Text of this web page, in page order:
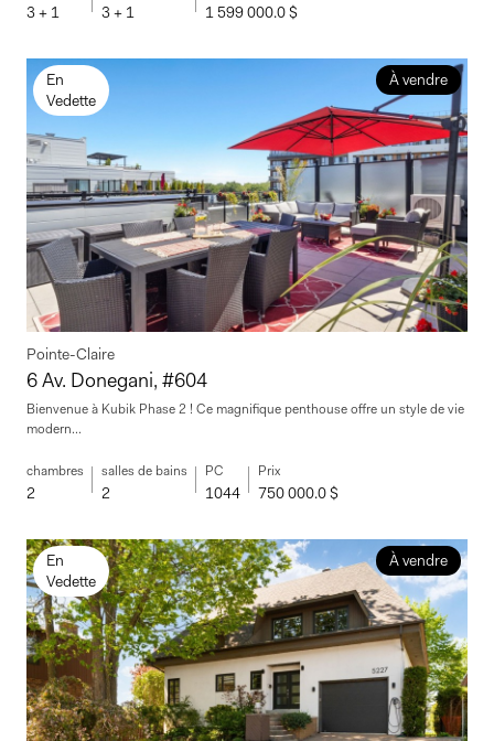
3 + 1 3 + 1 1 599 000.0 $
À vendre
En
Vedette
Pointe-Claire
6 Av. Donegani, #604
Bienvenue à Kubik Phase 2 ! Ce magnifique penthouse offre un style de vie
modern...
chambres
2
salles de bains
2
PC
1044
Prix
750 000.0 $
À vendre
En
Vedette